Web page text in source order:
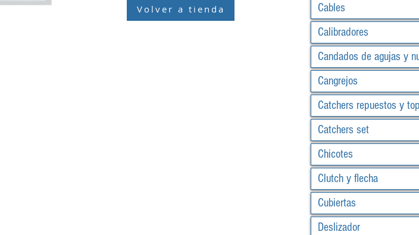
Volver a tienda
Cables
Calibradores
Candados de agujas y
Cangrejos
Catchers repuestos y
Catchers set
Chicotes
Clutch y flecha
Cubiertas
Deslizador